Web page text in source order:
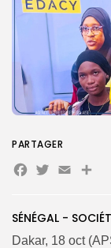
Search
SÉNÉGAL -
Dakar, 18 oct
PARTAGER
Twitter
Email